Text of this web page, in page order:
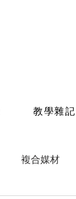
教學雜記
複合媒材